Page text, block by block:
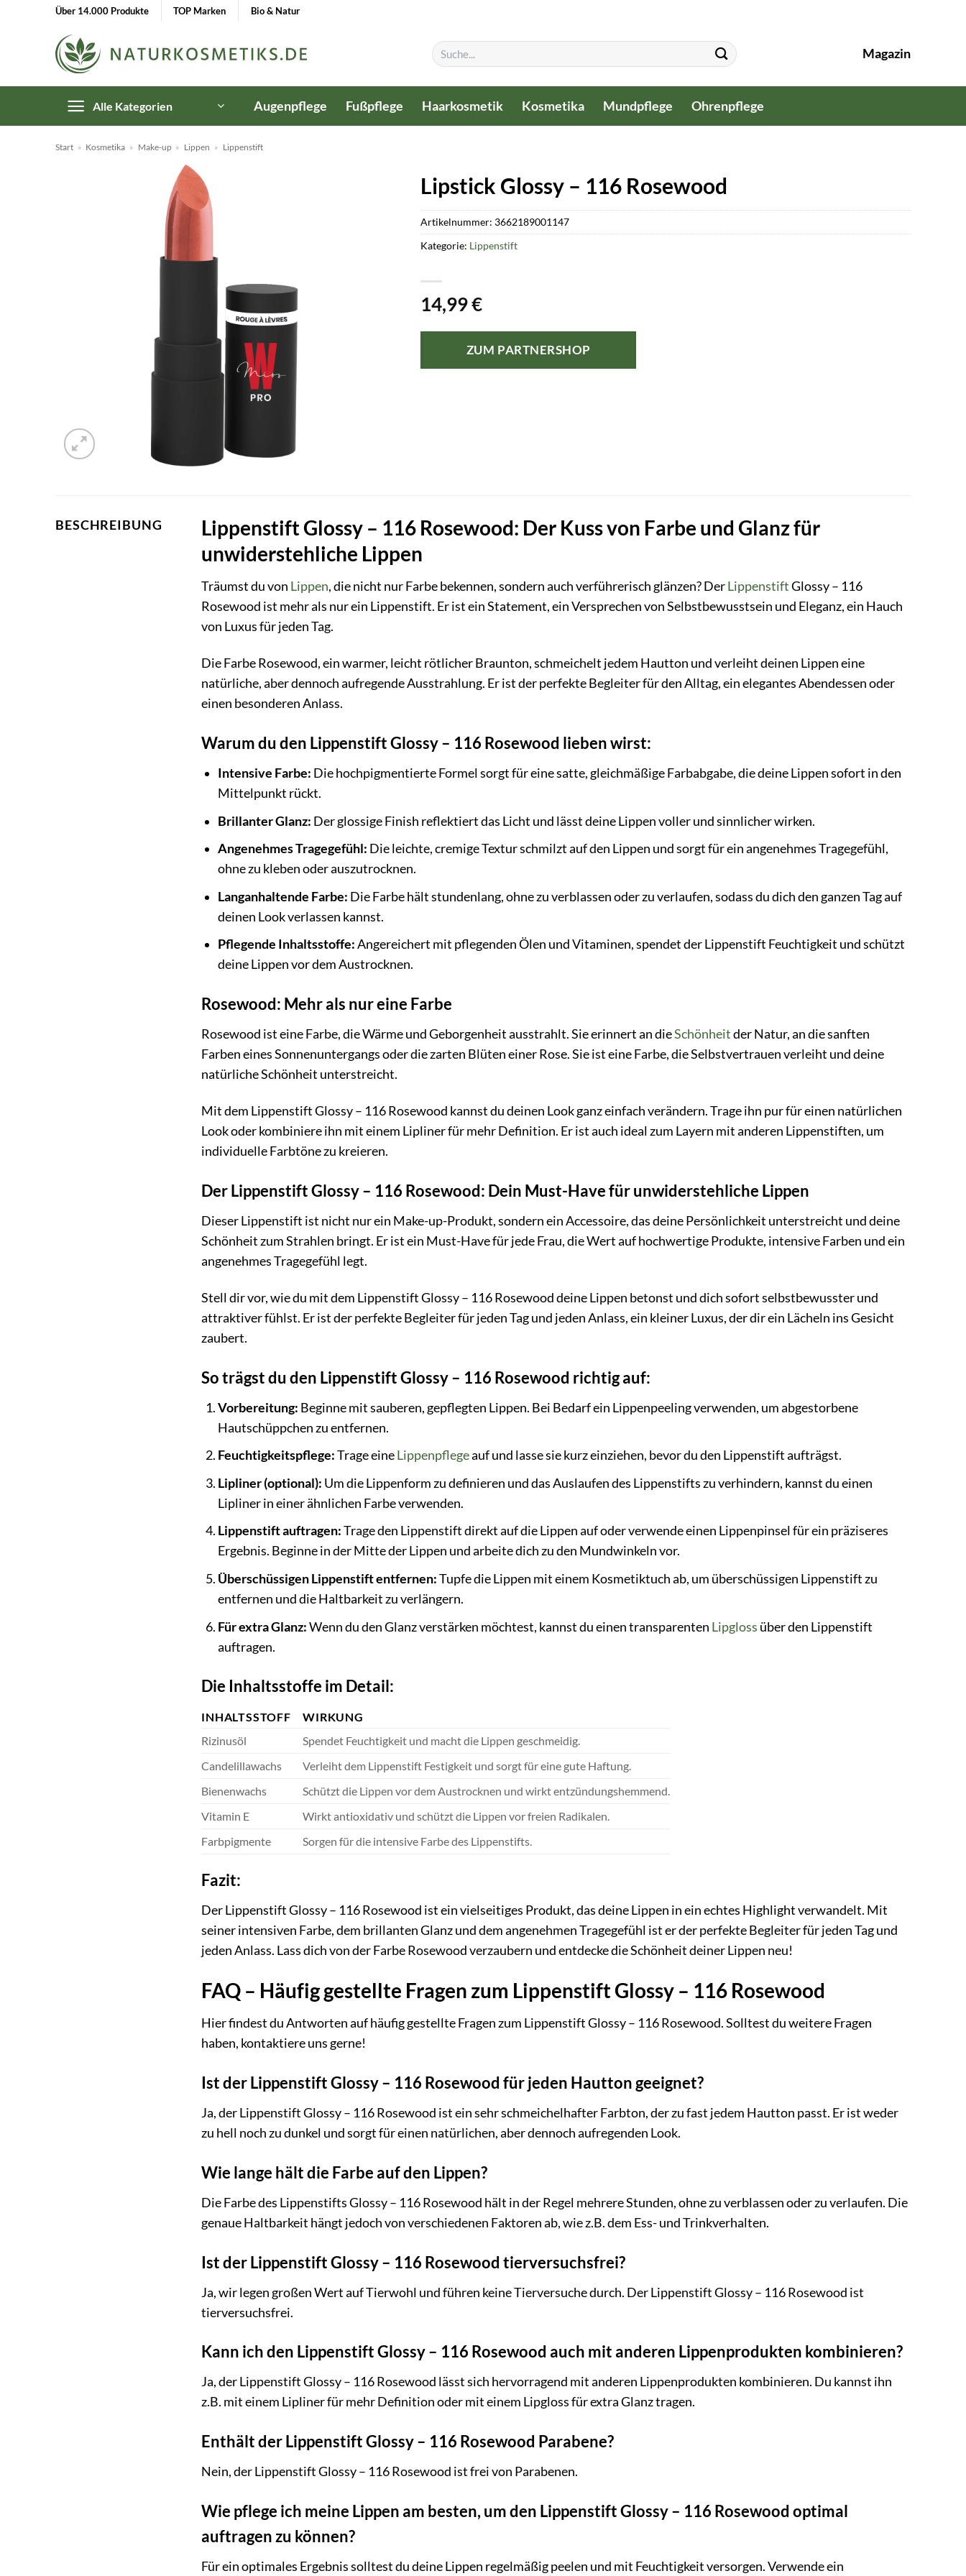
Über 14.000 Produkte TOP Marken Bio & Natur
Suchen
nach:
Magazin
Alle Kategorien Augenpflege Fußpflege Haarkosmetik Kosmetika Mundpflege Ohrenpflege
Start » Kosmetika » Make-up » Lippen » Lippenstift
Lipstick Glossy – 116 Rosewood
14,99€
ZUM PARTNERSHOP
Artikelnummer: 3662189001147
Kategorie: Lippenstift
BESCHREIBUNG
Lippenstift Glossy – 116 Rosewood: Der Kuss von Farbe und Glanz für
unwiderstehliche Lippen
Träumst du von Lippen, die nicht nur Farbe bekennen, sondern auch verführerisch glänzen? DerLippenstiftGlossy – 116
Rosewood ist mehr als nur ein Lippenstift. Er ist ein Statement, ein Versprechen von Selbstbewusstsein und Eleganz, ein Hauch
von Luxus für jeden Tag.
Die Farbe Rosewood, ein warmer, leicht rötlicher Braunton, schmeichelt jedem Hautton und verleiht deinen Lippen eine
natürliche, aber dennoch aufregende Ausstrahlung. Er ist der perfekte Begleiter für den Alltag, ein elegantes Abendessen oder
einen besonderen Anlass.
Warum du den Lippenstift Glossy – 116 Rosewood lieben wirst:
Intensive Farbe: Die hochpigmentierte Formel sorgt für eine satte, gleichmäßige Farbabgabe, die deine Lippen sofort in den
Mittelpunkt rückt.
Brillanter Glanz: Der glossige Finish reflektiert das Licht und lässt deine Lippen voller und sinnlicher wirken.
Angenehmes Tragegefühl: Die leichte, cremige Textur schmilzt auf den Lippen und sorgt für ein angenehmes Tragegefühl,
ohne zu kleben oder auszutrocknen.
Langanhaltende Farbe: Die Farbe hält stundenlang, ohne zu verblassen oder zu verlaufen, sodass du dich den ganzen Tag auf
deinen Look verlassen kannst.
Pflegende Inhaltsstoffe:Angereichert mit pflegenden Ölen und Vitaminen, spendet der Lippenstift Feuchtigkeit und schützt
deine Lippen vor dem Austrocknen.
Rosewood: Mehr als nur eine Farbe
Rosewood ist eine Farbe, die Wärme und Geborgenheit ausstrahlt. Sie erinnert an dieSchönheitder Natur, an die sanften
Farben eines Sonnenuntergangs oder die zarten Blüten einer Rose. Sie ist eine Farbe, die Selbstvertrauen verleiht und deine
natürliche Schönheit unterstreicht.
Mit dem Lippenstift Glossy – 116 Rosewood kannst du deinen Look ganz einfach verändern. Trage ihn pur für einen natürlichen
Look oder kombiniere ihn mit einem Lipliner für mehr Definition. Er ist auch ideal zum Layern mit anderen Lippenstiften, um
individuelle Farbtöne zu kreieren.
Der Lippenstift Glossy – 116 Rosewood: Dein Must-Have für unwiderstehliche Lippen
Dieser Lippenstift ist nicht nur ein Make-up-Produkt, sondern ein Accessoire, das deine Persönlichkeit unterstreicht und deine
Schönheit zum Strahlen bringt. Er ist ein Must-Have für jede Frau, die Wert auf hochwertige Produkte, intensive Farben und ein
angenehmes Tragegefühl legt.
Stell dir vor, wie du mit dem Lippenstift Glossy – 116 Rosewood deine Lippen betonst und dich sofort selbstbewusster und
attraktiver fühlst. Er ist der perfekte Begleiter für jeden Tag und jeden Anlass, ein kleiner Luxus, der dir ein Lächeln ins Gesicht
zaubert.
So trägst du den Lippenstift Glossy – 116 Rosewood richtig auf:
Vorbereitung: Beginne mit sauberen, gepflegten Lippen. Bei Bedarf ein Lippenpeeling verwenden, um abgestorbene
Hautschüppchen zu entfernen.
Feuchtigkeitspflege:Trage eineLippenpflegeauf und lasse sie kurz einziehen, bevor du den Lippenstift aufträgst.
Lipliner (optional): Um die Lippenform zu definieren und das Auslaufen des Lippenstifts zu verhindern, kannst du einen
Lipliner in einer ähnlichen Farbe verwenden.
Lippenstift auftragen:Trage den Lippenstift direkt auf die Lippen auf oder verwende einen Lippenpinsel für ein präziseres
Ergebnis. Beginne in der Mitte der Lippen und arbeite dich zu den Mundwinkeln vor.
Überschüssigen Lippenstift entfernen:Tupfe die Lippen mit einem Kosmetiktuch ab, um überschüssigen Lippenstift zu
entfernen und die Haltbarkeit zu verlängern.
Für extra Glanz:Wenn du den Glanz verstärken möchtest, kannst du einen transparenten Lipgloss über den Lippenstift
auftragen.
Die Inhaltsstoffe im Detail:
INHALTSSTOFF
WIRKUNG
Rizinusöl
Spendet Feuchtigkeit und macht die Lippen geschmeidig.
Candelillawachs
Verleiht dem Lippenstift Festigkeit und sorgt für eine gute Haftung.
Bienenwachs
Schützt die Lippen vor dem Austrocknen und wirkt entzündungshemmend.
Vitamin E
Wirkt antioxidativ und schützt die Lippen vor freien Radikalen.
Farbpigmente
Sorgen für die intensive Farbe des Lippenstifts.
Fazit:
Der Lippenstift Glossy – 116 Rosewood ist ein vielseitiges Produkt, das deine Lippen in ein echtes Highlight verwandelt. Mit
seiner intensiven Farbe, dem brillanten Glanz und dem angenehmen Tragegefühl ist er der perfekte Begleiter für jeden Tag und
jeden Anlass. Lass dich von der Farbe Rosewood verzaubern und entdecke die Schönheit deiner Lippen neu!
FAQ – Häufig gestellte Fragen zum Lippenstift Glossy – 116 Rosewood
Hier findest du Antworten auf häufig gestellte Fragen zum Lippenstift Glossy – 116 Rosewood. Solltest du weitere Fragen
haben, kontaktiere uns gerne!
Ist der Lippenstift Glossy – 116 Rosewood für jeden Hautton geeignet?
Ja, der Lippenstift Glossy – 116 Rosewood ist ein sehr schmeichelhafter Farbton, der zu fast jedem Hautton passt. Er ist weder
zu hell noch zu dunkel und sorgt für einen natürlichen, aber dennoch aufregenden Look.
Wie lange hält die Farbe auf den Lippen?
Die Farbe des Lippenstifts Glossy – 116 Rosewood hält in der Regel mehrere Stunden, ohne zu verblassen oder zu verlaufen. Die
genaue Haltbarkeit hängt jedoch von verschiedenen Faktoren ab, wie z.B. dem Ess- und Trinkverhalten.
Ist der Lippenstift Glossy – 116 Rosewood tierversuchsfrei?
Ja, wir legen großen Wert auf Tierwohl und führen keine Tierversuche durch. Der Lippenstift Glossy – 116 Rosewood ist
tierversuchsfrei.
Kann ich den Lippenstift Glossy – 116 Rosewood auch mit anderen Lippenprodukten kombinieren?
Ja, der Lippenstift Glossy – 116 Rosewood lässt sich hervorragend mit anderen Lippenprodukten kombinieren. Du kannst ihn
z.B. mit einem Lipliner für mehr Definition oder mit einem Lipgloss für extra Glanz tragen.
Enthält der Lippenstift Glossy – 116 Rosewood Parabene?
Nein, der Lippenstift Glossy – 116 Rosewood ist frei von Parabenen.
Wie pflege ich meine Lippen am besten, um den Lippenstift Glossy – 116 Rosewood optimal
auftragen zu können?
Für ein optimales Ergebnis solltest du deine Lippen regelmäßig peelen und mit Feuchtigkeit versorgen. Verwende ein